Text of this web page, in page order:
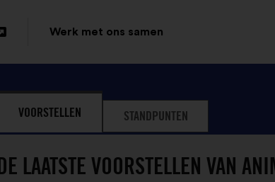
Werk met ons samen
VOORSTELLEN STANDPUNTEN
DE LAATSTE VOORSTELLEN VAN